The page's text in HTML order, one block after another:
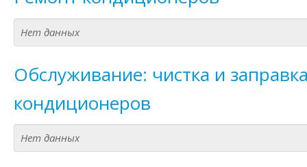
Нет данных
Обслуживание: чистка и
кондиционеров
Нет данных